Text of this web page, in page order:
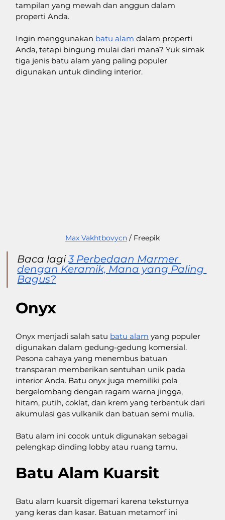
tampilan yang mewah dan anggun dalam
properti Anda.
Ingin menggunakan batu alam dalam properti
Anda, tetapi bingung mulai dari mana? Yuk simak
tiga jenis batu alam yang paling populer
digunakan untuk dinding interior.
Max Vakhtbovycn / Freepik
Baca lagi 3 Perbedaan Marmer
dengan Keramik, Mana yang Paling
Bagus?
Onyx
Onyx menjadi salah satu batu alam yang populer
digunakan dalam gedung-gedung komersial.
Pesona cahaya yang menembus batuan
transparan memberikan sentuhan unik pada
interior Anda. Batu onyx juga memiliki pola
bergelombang dengan ragam warna jingga,
hitam, putih, coklat, dan krem yang terbentuk dari
akumulasi gas vulkanik dan batuan semi mulia.
Batu alam ini cocok untuk digunakan sebagai
pelengkap dinding lobby atau ruang tamu.
Batu Alam Kuarsit
Batu alam kuarsit digemari karena teksturnya
yang keras dan kasar. Batuan metamorf ini